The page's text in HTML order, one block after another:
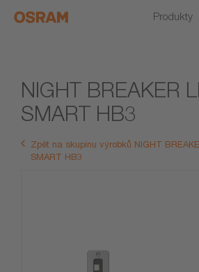
Produkty
NIGHT BREAKER
SMART HB3
Zpět na skupinu výrobků NIGHT
SMART HB3